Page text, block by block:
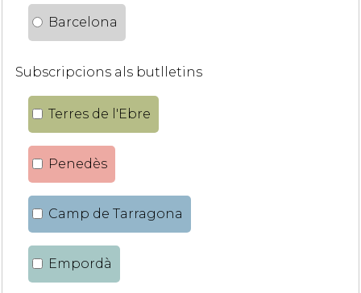
Barcelona
Subscripcions als butlletins
Terres de l'Ebre
Penedès
Camp de Tarragona
Empordà